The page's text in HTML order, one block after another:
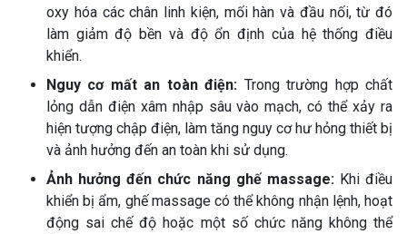
oxy hóa các chân linh kiện, mối hàn và đầu nối, từ đó
làm giảm độ bền và độ ổn định của hệ thống điều
khiển.
Nguy cơ mất an toàn điện: Trong trường hợp chất
lỏng dẫn điện xâm nhập sâu vào mạch, có thể xảy ra
hiện tượng chập điện, làm tăng nguy cơ hư hỏng thiết bị
và ảnh hưởng đến an toàn khi sử dụng.
Ảnh hưởng đến chức năng ghế massage:Khi điều
khiển bị ẩm, ghế massage có thể không nhận lệnh, hoạt
động sai chế độ hoặc một số chức năng không thể